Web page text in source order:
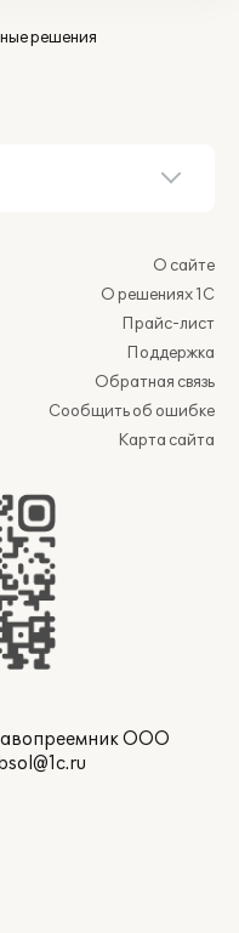
решения
О сайте
О решениях 1С
Прайс-лист
Поддержка
Обратная связь
Сообщить об ошибке
Карта сайта
ООО